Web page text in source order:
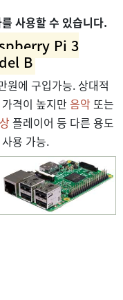
사용할 수 있습니다.
Pi 3
B
원에 구입가능. 상대적
격이 높지만 음악 또는
플레이어 등 다른 용도
용 가능.